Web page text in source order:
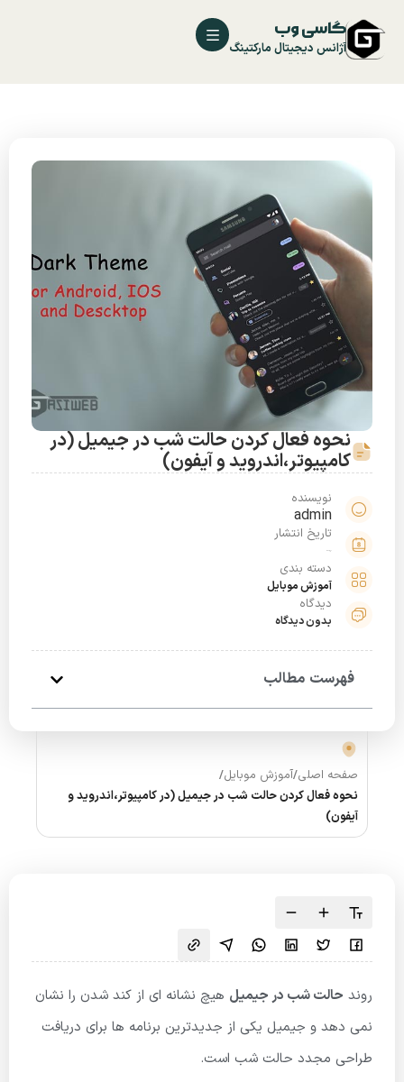
گاسی وب
آژانس دیجیتال مارکتینگ
نحوه فعال کردن حالت شب در جیمیل (در
کامپیوتر،اندروید و آیفون)
نویسنده
admin
تاریخ انتشار
دسته بندی
آموزش موبایل
دیدگاه
بدون دیدگاه
فهرست مطالب
صفحه اصلی/آموزش موبایل/
نحوه فعال کردن حالت شب در جیمیل (در کامپیوتر،اندروید و
آیفون)
روند حالت شب در جیمیل هیچ نشانه ای از کند شدن را نشان
نمی دهد و جیمیل یکی از جدیدترین برنامه ها برای دریافت
طراحی مجدد حالت شب است.